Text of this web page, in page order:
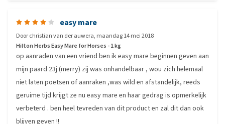
easy mare
Doorchristian van der auwera, maandag 14 mei 2018
Hilton Herbs Easy Mare for Horses - 1 kg
op aanraden van een vriend ben ik easy mare beginnen geven aan
mijn paard 23j (merry) zij was onhandelbaar , wou zich helemaal
niet laten poetsen of aanraken ,was wild en afstandelijk, reeds
geruime tijd krijgt ze nu easy mare en haar gedrag is opmerkelijk
verbeterd . ben heel tevreden van dit product en zal dit dan ook
blijven geven !!